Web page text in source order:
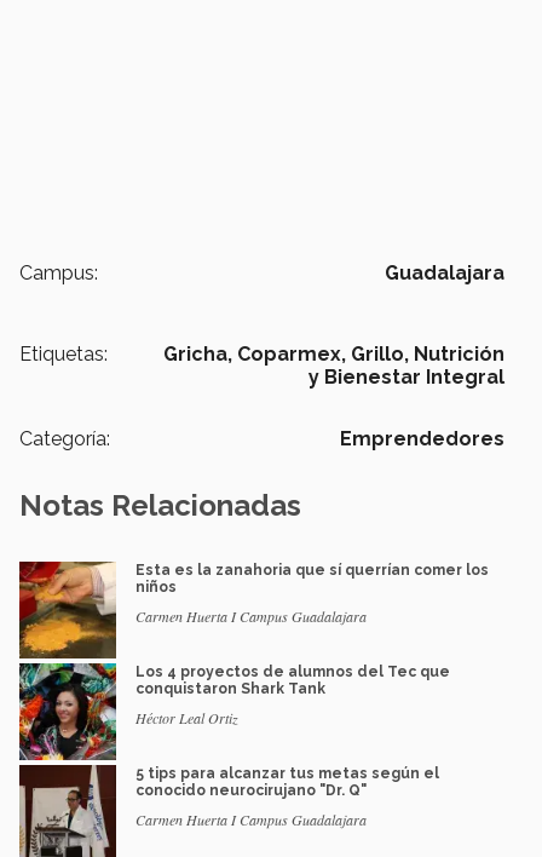
Campus: Guadalajara
Etiquetas: Gricha, Coparmex, Grillo, Nutrición
y Bienestar Integral
Categoría: Emprendedores
Notas Relacionadas
Esta es la zanahoria que sí querrían comer los
niños
Carmen Huerta I Campus Guadalajara
Los 4 proyectos de alumnos del Tec que
conquistaron Shark Tank
Héctor Leal Ortiz
5 tips para alcanzar tus metas según el
conocido neurocirujano "Dr. Q"
Carmen Huerta I Campus Guadalajara